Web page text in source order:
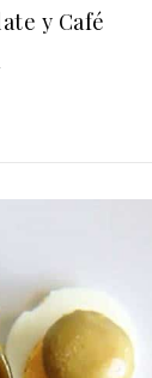
y Café